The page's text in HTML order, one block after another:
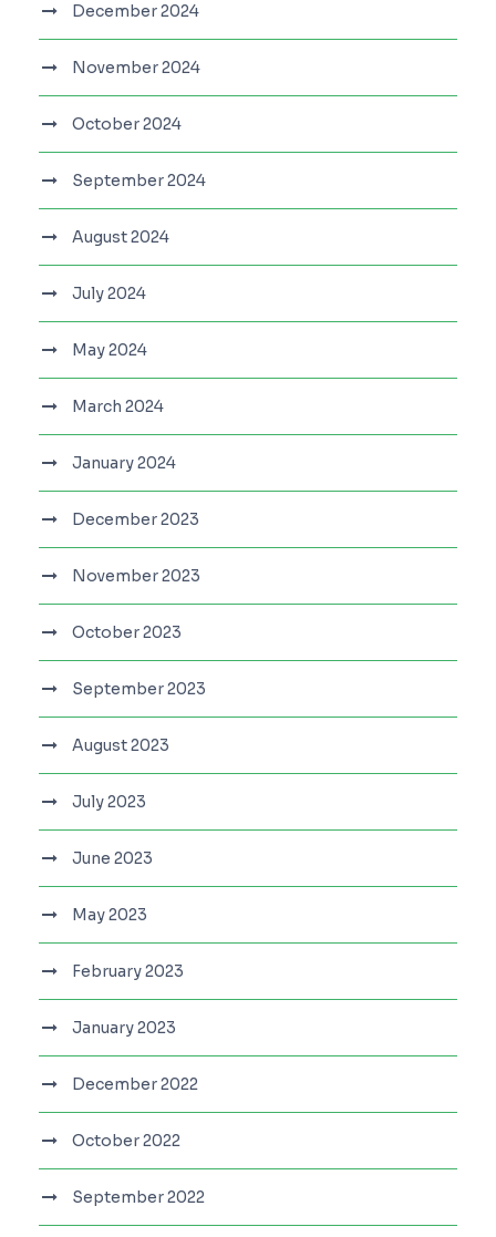
December 2024
November 2024
October 2024
September 2024
August 2024
July 2024
May 2024
March 2024
January 2024
December 2023
November 2023
October 2023
September 2023
August 2023
July 2023
June 2023
May 2023
February 2023
January 2023
December 2022
October 2022
September 2022